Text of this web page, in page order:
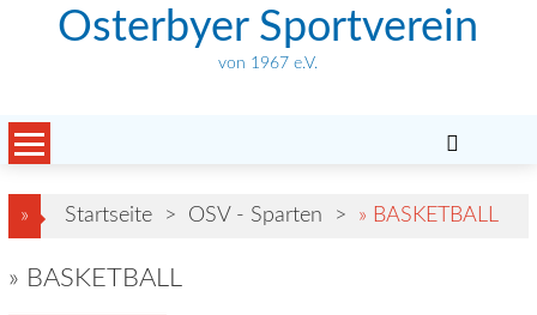
Osterbyer Sportverein
von 1967 e.V.
» Startseite > OSV - Sparten > » BASKETBALL
» BASKETBALL